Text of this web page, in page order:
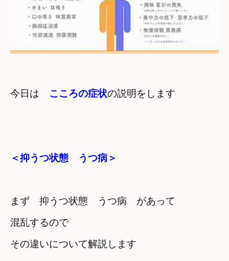
今日は こころの症状
＜抑うつ状態　うつ病＞
まず　抑うつ状態　うつ病　があって
混乱するので
その違いについて解説します